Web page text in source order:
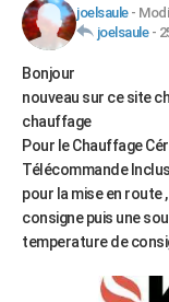
Retraite
Impôts
Epargne
Immobilier
Risques naturels par
Banque
Assurance
Crédit
AUTO
Essais
Réserver un essai
Citadines
Berlines
SUV
Forum auto
Mobiles
Meilleur smartphone
Internet
Ordinateurs
Jeux vidéo
Guide high-tech
+BRICOLAGE
Forum
Aménagement intérieur
Extérieur
Cuisine
Salle de bains
Jardinage
Rangement
WEEK-END
Guides de France
Escapades
Patrimoine
Expositions
Musées
Week-end nature
+LIFESTYLE
Art de vivre
Bien-être
Loisirs
ModeModes de vie
SANTE
Alimentation
Guide de la santé
joelsaule-
joelsaule-
Bonjour
nouveau sur ce site
chauffage
Pour le Chauffage
Télécommande
pour la mise en
consigne puis une
temperature de